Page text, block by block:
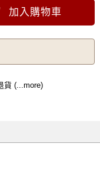
加入購物車
貨 (...more)